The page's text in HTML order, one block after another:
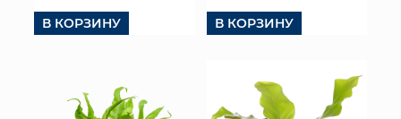
В КОРЗИНУ В КОРЗИНУ